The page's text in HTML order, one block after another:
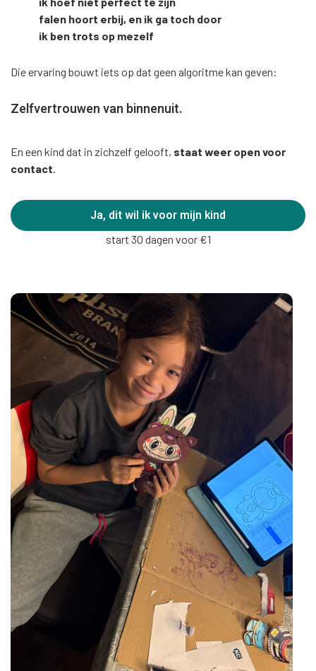
falen hoort erbij, en ik ga toch door
ik ben trots op mezelf
Die ervaring bouwt iets op dat geen algoritme kan geven:
Zelfvertrouwen van binnenuit.
En een kind dat in zichzelf gelooft, staat weer open voor
contact.
Ja, dit wil ik voor mijn kind
start 30 dagen voor €1